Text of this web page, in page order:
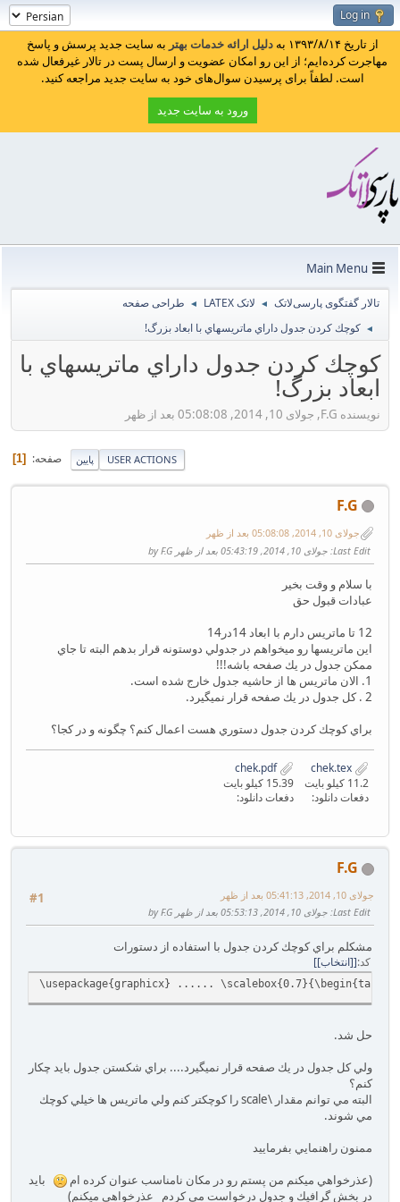
Log in
از تاریخ ۱۳۹۳/۸/۱۴ به دلیل ارائه خدمات بهتر به سایت جدید پرسش و پاسخ
مهاجرت کرده‌ایم؛ از این رو امکان عضویت و ارسال پست در تالار غیرفعال شده
است. لطفاً برای پرسیدن سوال‌های خود به سایت جدید مراجعه کنید.
ورود به سایت جدید
Main Menu
تالار گفتگوی پارسی‌لاتک ◄ لاتک LATEX ◄ طراحی صفحه
◄ كوچك كردن جدول داراي ماتريسهاي با ابعاد بزرگ!
كوچك كردن جدول داراي ماتريسهاي با
ابعاد بزرگ!
نویسنده F.G, جولای 10, 2014, 05:08:08 بعد از ظهر
پایین صفحه 1 USER ACTIONS
F.G
جولای 10, 2014, 05:08:08 بعد از ظهر
Last Edit: جولای 10, 2014, 05:43:19 بعد از ظهر by F.G
با سلام و وقت بخير
عبادات قبول حق
12 تا ماتريس دارم با ابعاد 14در14
اين ماتريسها رو ميخواهم در جدولي دوستونه قرار بدهم البته تا جاي
ممكن جدول در يك صفحه باشه!!!
1. الان ماتريس ها از حاشيه جدول خارج شده است.
2 . كل جدول در يك صفحه قرار نميگيرد.
براي كوچك كردن جدول دستوري هست اعمال كنم؟ چگونه و در كجا؟
11.2 کیلو بایت
دفعات دانلود:
chek.pdf
15.39 کیلو بایت
دفعات دانلود:
F.G
#1
جولای 10, 2014, 05:41:13 بعد از ظهر
Last Edit: جولای 10, 2014, 05:53:13 بعد از ظهر by F.G
مشكلم براي كوچك كردن جدول با استفاده از دستورات
کد [انتخاب]
‎\usepackage{graphicx}‎‎ ......
حل شد.
ولي كل جدول در يك صفحه قرار نميگيرد.... براي شكستن جدول بايد چكار
كنم؟
البته مي توانم مقدار \scale را كوچكتر كنم ولي ماتريس ها خيلي كوچك
مي شوند.
ممنون راهنمايي بفرماييد
(عذرخواهي ميكنم من پستم رو در مكان نامناسب عنوان كرده ام
بايد
در بخش گرافيك و جدول درخواست مي كردم عذرخواهي ميكنم)